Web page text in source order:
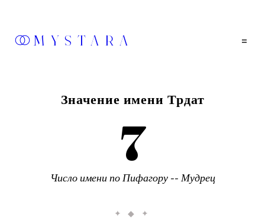
MYSTARA =
Значение имени Трдат
7
Число имени по Пифагору -- Мудрец
✦ ◆ ✦